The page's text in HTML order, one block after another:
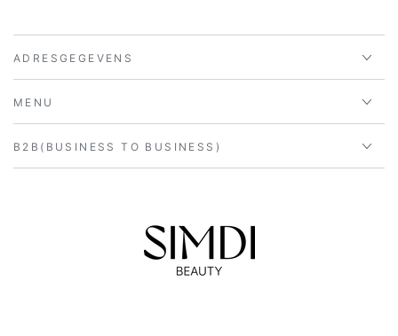
ADRESGEGEVENS
MENU
B2B(BUSINESS TO BUSINESS)